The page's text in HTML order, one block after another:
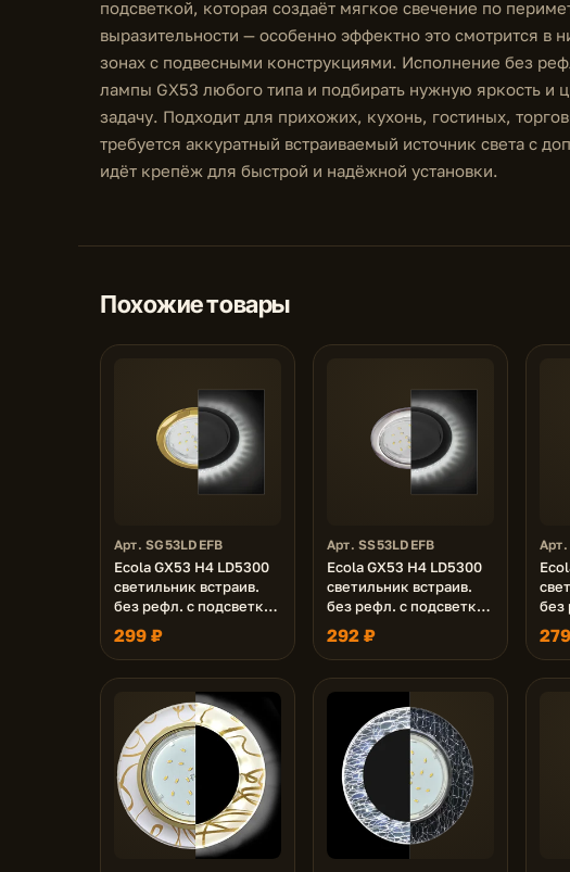
подсветкой, которая создаёт мягкое свечение по
выразительности — особенно эффектно это смотрится в
зонах с подвесными конструкциями. Исполнение без
лампы GX53 любого типа и подбирать нужную яркость и
задачу. Подходит для прихожих, кухонь, гостиных,
требуется аккуратный встраиваемый источник света с
идёт крепёж для быстрой и надёжной установки.
Похожие товары
Арт. SG53LDEFB
Ecola GX53 H4 LD5300
светильник встраив.
без рефл. с подсветкой
Золото 48x106 (к+)
299 ₽
Арт. SS53LDEFB
Ecola GX53 H4 LD5300
светильник встраив.
без рефл. с подсветкой
Сатин хром 48x106 (к+)
292 ₽
Арт.
без